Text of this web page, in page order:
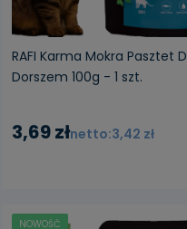
RAFI Karma Mokra Pasztet
Dorszem 100g - 1 szt.
3,69 zł 3,42 zł
NOWOŚĆ